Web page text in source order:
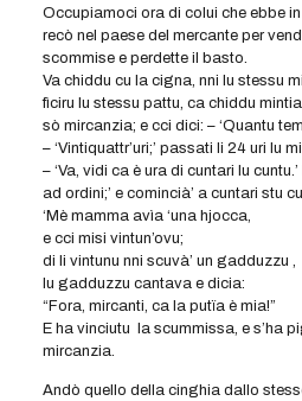
Occupiamoci ora di colui che ebbe
recò nel paese del mercante per
scommise e perdette il basto.
Va chiddu cu la cigna, nni lu stessu
fìciru lu stessu pattu, ca chiddu
sò mircanzia; e cci dici: – ‘Quantu
– ‘Vintiquattr’uri;’ passati li 24 uri lu
– ‘Va, vidi ca è ura di cuntari lu
ad ordini;’ e comincià’ a cuntari stu
‘Mè mamma avìa ‘una hjocca,
e cci misi vintun’ovu;
di li vintunu nni scuvà’ un gadduzzu ,
lu gadduzzu cantava e dicia:
“Fora, mircanti, ca la putïa è mia!”
E ha vinciutu la scummissa, e s’ha
mircanzia.
Andò quello della cinghia dallo